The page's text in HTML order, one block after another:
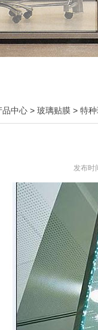
品中心 > 玻璃贴膜 > 特
发布时